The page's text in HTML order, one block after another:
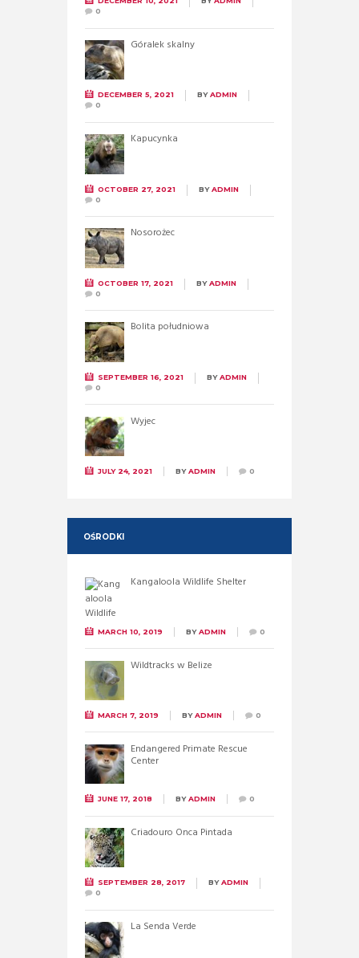
0
Góralek skalny
DECEMBER 5, 2021 BYADMIN
0
Kapucynka
OCTOBER 27, 2021 BYADMIN
0
Nosorożec
OCTOBER 17, 2021 BYADMIN
0
Bolita południowa
SEPTEMBER 16, 2021 BYADMIN
0
Wyjec
JULY 24, 2021 BYADMIN 0
OŚRODKI
Kangaloola Wildlife Shelter
MARCH 10, 2019 BYADMIN 0
Wildtracks w Belize
MARCH 7, 2019 BYADMIN 0
Endangered Primate Rescue
Center
JUNE 17, 2018 BYADMIN 0
Criadouro Onca Pintada
SEPTEMBER 28, 2017 BYADMIN
0
La Senda Verde